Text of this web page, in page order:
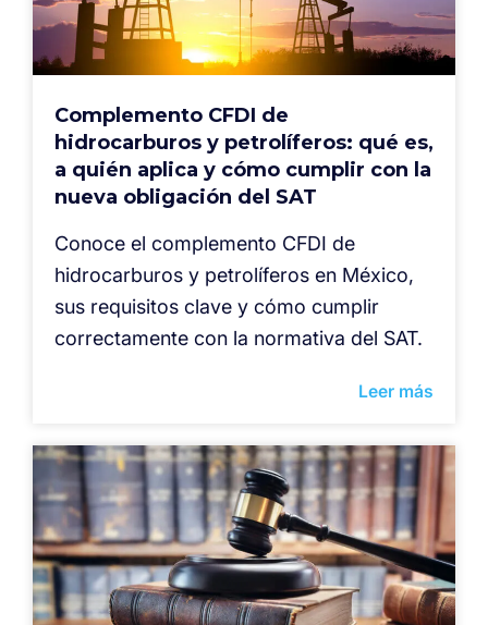
Complemento CFDI de
hidrocarburos y petrolíferos: qué es,
a quién aplica y cómo cumplir con la
nueva obligación del SAT
Conoce el complemento CFDI de
hidrocarburos y petrolíferos en México,
sus requisitos clave y cómo cumplir
correctamente con la normativa del SAT.
Leer más